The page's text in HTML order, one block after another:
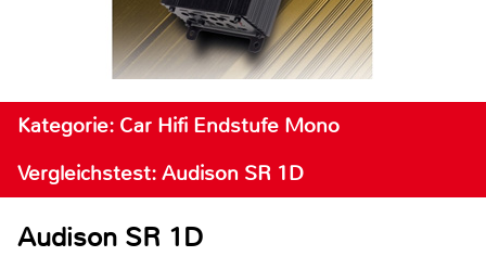
Kategorie: Car Hifi Endstufe Mono
Vergleichstest: Audison SR 1D
Audison SR 1D